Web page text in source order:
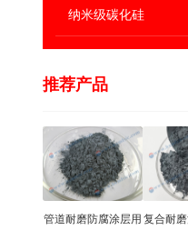
纳米级碳化硅
推荐产品
管道耐磨防腐涂层用 复合耐